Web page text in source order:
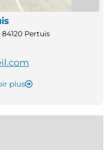
Pertuis
plus